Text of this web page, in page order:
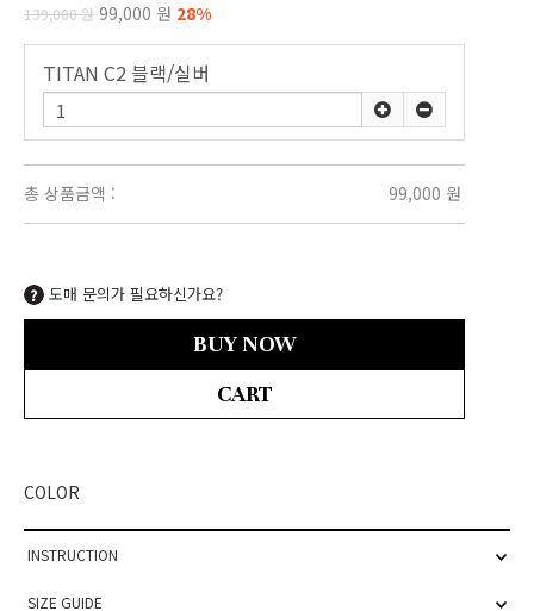
139,000 원 99,000 원 28%
TITAN C2 블랙/실버
총 상품금액 : 99,000 원
도매 문의가 필요하신가요?
BUY NOW
CART
COLOR
INSTRUCTION
SIZE GUIDE